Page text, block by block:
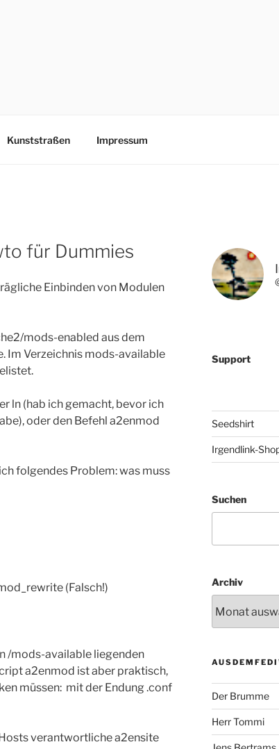
Kunststraßen Impressum
für Dummies
Einbinden von Modulen
mods-enabled aus dem
Im Verzeichnis mods-available
ln (hab ich gemacht, bevor ich
oder den Befehl a2enmod
folgendes Problem: was muss
(Falsch!)
/mods-available liegenden
a2enmod ist aber praktisch,
müssen: mit der Endung .conf
verantwortliche a2ensite
Support
Seedshirt
Irgendlink-
Suchen
Archiv
Der Brumme
Herr Tommi